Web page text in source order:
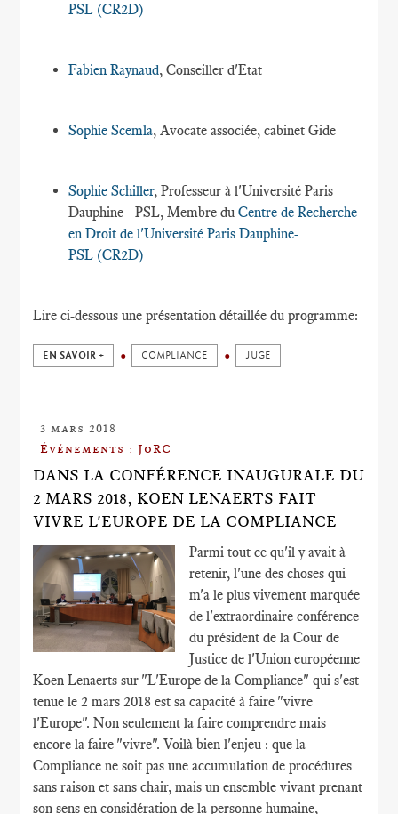
PSL (CR2D)
Fabien Raynaud, Conseiller d'Etat
Sophie Scemla, Avocate associée, cabinet Gide
Sophie Schiller, Professeur à l'Université Paris
Dauphine - PSL, Membre duCentre de Recherche
en Droit de l'Université Paris Dauphine-
PSL (CR2D)
Lire ci-dessous une présentation détaillée du programme:
EN SAVOIR + COMPLIANCE JUGE
3 mars 2018
Événements : JoRC
DANS LA CONFÉRENCE INAUGURALE DU
2 MARS 2018, KOEN LENAERTS FAIT
VIVRE L'EUROPE DE LA COMPLIANCE
Parmi tout ce qu'il y avait à
retenir, l'une des choses qui
m'a le plus vivement marquée
de l'extraordinaire conférence
du président de la Cour de
Justice de l'Union européenne
Koen Lenaerts sur "L'Europe de la Compliance" qui s'est
tenue le 2 mars 2018 est sa capacité à faire "vivre
l'Europe". Non seulement la faire comprendre mais
encore la faire "vivre". Voilà bien l'enjeu : que la
Compliance ne soit pas une accumulation de procédures
sans raison et sans chair, mais un ensemble vivant prenant
son sens en considération de la personne humaine,